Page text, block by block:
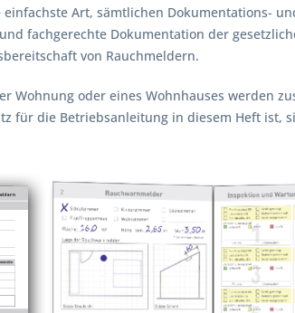
Art, sämtlichen Dokumentations-
fachgerechte Dokumentation der
von Rauchmeldern.
Wohnung oder eines Wohnhauses werden
für die Betriebsanleitung in diesem Heft ist,